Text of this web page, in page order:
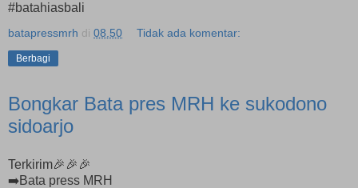
#batahiasbali
batapressmrh di 08.50 Tidak ada komentar:
Berbagi
Bongkar Bata pres MRH ke sukodono
sidoarjo
Terkirim🎉🎉🎉
➡️Bata press MRH